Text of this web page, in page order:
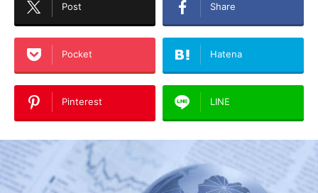
Post Share
Pocket Hatena
Pinterest LINE